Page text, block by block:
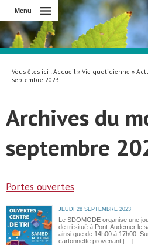
Menu
Vous êtes ici :Accueil» Vie quotidienne »
septembre 2023
Archives du
septembre
Portes ouvertes
JEUDI 28 SEPTEMBRE 2023
Le SDOMODE organise une
de tri situé à Pont-Audemer le
ainsi que de 14h00 à 17h00.
cartonnette provenant […]